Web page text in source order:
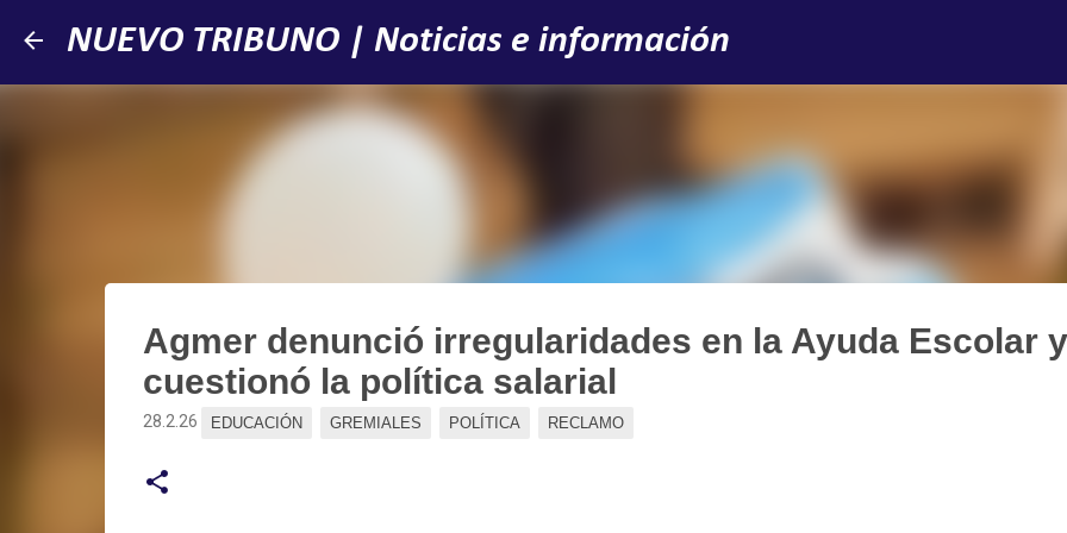
Ir al contenido principal
NUEVO TRIBUNO | Noticias e información
Agmer denunció irregularidades en la Ayuda Escolar y
cuestionó la política salarial
28.2.26 EDUCACIÓN GREMIALES POLÍTICA RECLAMO